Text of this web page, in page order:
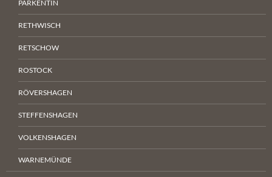
PARKENTIN
RETHWISCH
RETSCHOW
ROSTOCK
RÖVERSHAGEN
STEFFENSHAGEN
VOLKENSHAGEN
WARNEMÜNDE